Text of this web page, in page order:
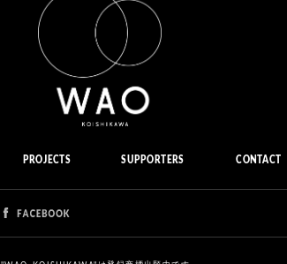
PROJECTS SUPPORTERS CONTACT